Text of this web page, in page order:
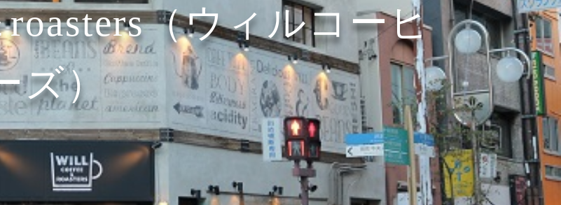
（ウィルコーヒ
ズ）